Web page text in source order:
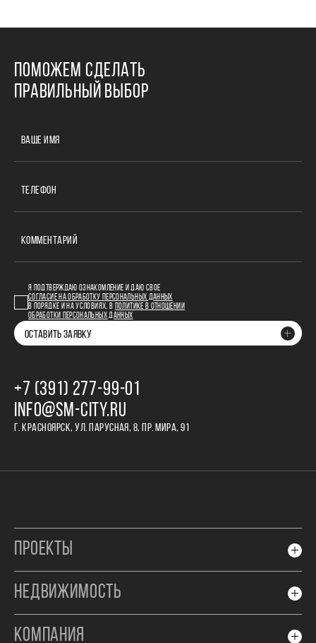
ПОМОЖЕМ СДЕЛАТЬ
ПРАВИЛЬНЫЙ ВЫБОР
ВАШЕ ИМЯ
ТЕЛЕФОН
КОММЕНТАРИЙ
Я ПОДТВЕРЖДАЮ ОЗНАКОМЛЕНИЕ И ДАЮ СВОЕ
СОГЛАСИЕ НА ОБРАБОТКУ ПЕРСОНАЛЬНЫХ ДАННЫХ
В ПОРЯДКЕ И НА УСЛОВИЯХ, В
ПОЛИТИКЕ В ОТНОШЕНИИ
ОБРАБОТКИ ПЕРСОНАЛЬНЫХ ДАННЫХ
ОСТАВИТЬ ЗАЯВКУ
+7 (391) 277‒99‒01
INFO@SM-CITY.RU
Г. КРАСНОЯРСК, УЛ. ПАРУСНАЯ, 8, ПР. МИРА, 91
ПРОЕКТЫ
НЕДВИЖИМОСТЬ
КОМПАНИЯ